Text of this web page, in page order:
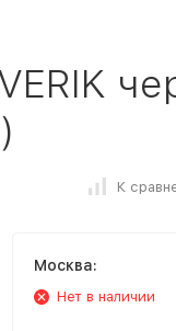
К
Москва:
Нет в наличии